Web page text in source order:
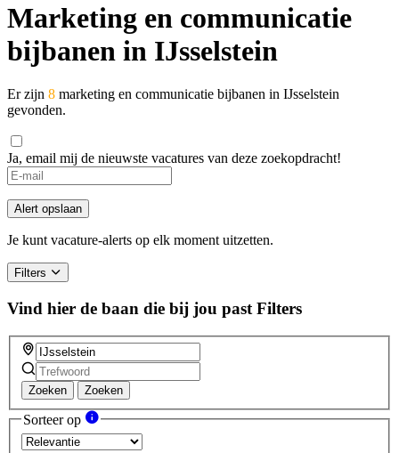
Marketing en communicatie
bijbanen in IJsselstein
Er zijn 8 marketing en communicatie bijbanen in IJsselstein
gevonden.
Ja, email mij de nieuwste vacatures van deze zoekopdracht!
If
you
are
a
human,
this
field
Alert opslaan
Je kunt vacature-alerts op elk moment uitzetten.
Filters
Vind hier de baan die bij jou past Filters
Zoeken Zoeken
Sorteer op